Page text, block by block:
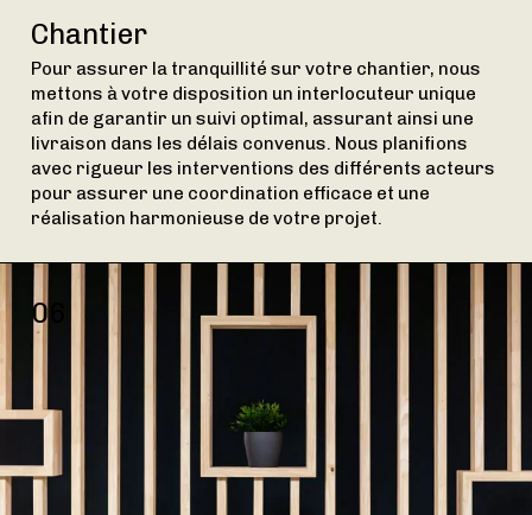
Chantier
Pour assurer la tranquillité sur votre chantier, nous
mettons à votre disposition un interlocuteur unique
afin de garantir un suivi optimal, assurant ainsi une
livraison dans les délais convenus. Nous planifions
avec rigueur les interventions des différents acteurs
pour assurer une coordination efficace et une
réalisation harmonieuse de votre projet.
06